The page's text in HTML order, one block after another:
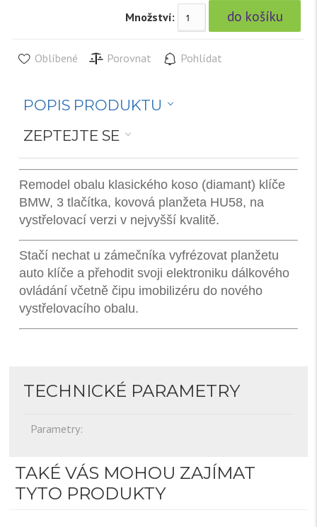
Množství:
Oblíbené Porovnat Pohlídat
POPIS PRODUKTU
ZEPTEJTE SE
Remodel obalu klasického koso (diamant) klíče
BMW, 3 tlačítka, kovová planžeta HU58, na
vystřelovací verzi v nejvyšší kvalitě.
Stačí nechat u zámečníka vyfrézovat planžetu
auto klíče a přehodit svoji elektroniku dálkového
ovládání včetně čipu imobilizéru do nového
vystřelovacího obalu.
TECHNICKÉ PARAMETRY
Parametry:
TAKÉ VÁS MOHOU ZAJÍMAT
TYTO PRODUKTY